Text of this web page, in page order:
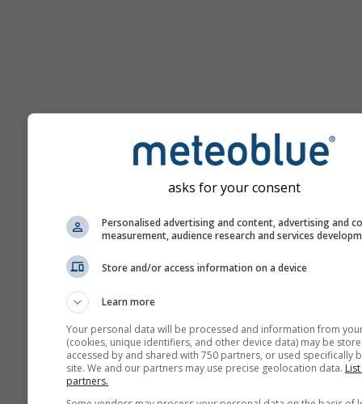
Nápověda
asks for your consent
Personalised advertising and content, advertising and
measurement, audience research and services
Store and/or access information on a device
Learn more
Your personal data will be processed and information from
(cookies, unique identifiers, and other device data) may be
accessed by and shared with 750 partners, or used specifically
site. We and our partners may use precise geolocation data.
partners.